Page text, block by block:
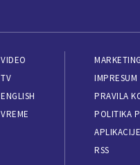
VIDEO
TV
ENGLISH
VREME
MARKETING
IMPRESUM
PRAVILA
POLITIKA
APLIKACIJE
RSS